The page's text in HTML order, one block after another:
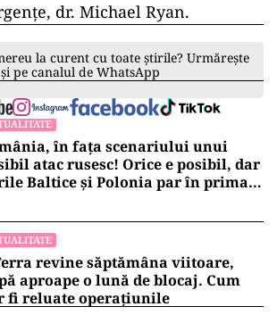
dr. Michael Ryan.
la curent cu toate știrile? Urmărește
pe canalul de WhatsApp
în fața scenariului unui
atac rusesc! Orice e posibil, dar
Baltice și Polonia par în prima
revine săptămâna viitoare,
aproape o lună de blocaj. Cum
fi reluate operațiunile